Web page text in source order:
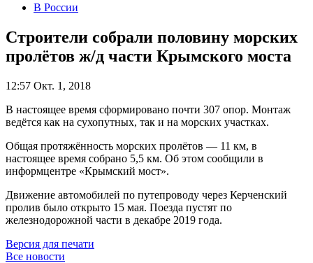
В России
Строители собрали половину морских
пролётов ж/д части Крымского моста
12:57 Окт. 1, 2018
В настоящее время сформировано почти 307 опор. Монтаж
ведётся как на сухопутных, так и на морских участках.
Общая протяжённость морских пролётов — 11 км, в
настоящее время собрано 5,5 км. Об этом сообщили в
информцентре «Крымский мост».
Движение автомобилей по путепроводу через Керченский
пролив было открыто 15 мая. Поезда пустят по
железнодорожной части в декабре 2019 года.
Версия для печати
Все новости